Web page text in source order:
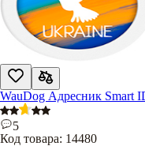
WauDog Адресник Smart
5
Код товара: 14480